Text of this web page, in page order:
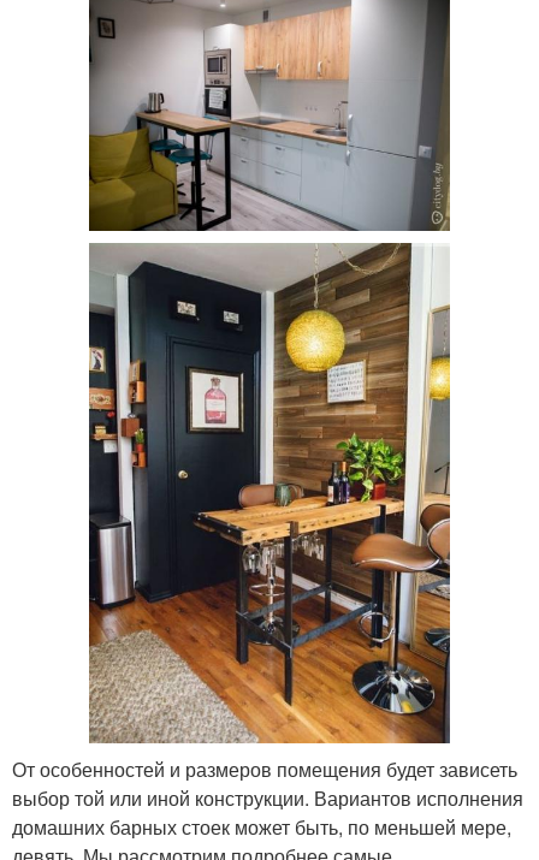
От особенностей и размеров помещения будет зависеть
выбор той или иной конструкции. Вариантов исполнения
домашних барных стоек может быть, по меньшей мере,